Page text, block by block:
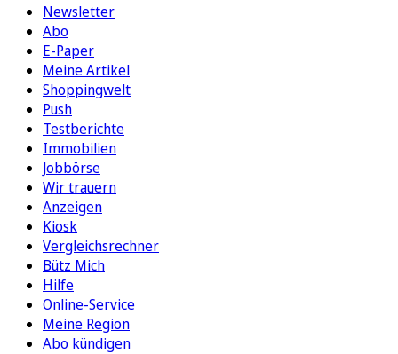
Newsletter
Abo
E-Paper
Meine Artikel
Shoppingwelt
Push
Testberichte
Immobilien
Jobbörse
Wir trauern
Anzeigen
Kiosk
Vergleichsrechner
Bütz Mich
Hilfe
Online-Service
Meine Region
Abo kündigen